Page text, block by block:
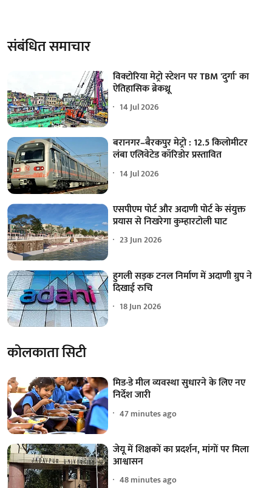
संबंधित समाचार
विक्टोरिया मेट्रो स्टेशन पर TBM 'दुर्गा' का
ऐतिहासिक ब्रेकथ्रू
14 Jul 2026
बरानगर–बैरकपुर मेट्रो : 12.5 किलोमीटर
लंबा एलिवेटेड कॉरिडोर प्रस्तावित
14 Jul 2026
एसपीएम पोर्ट और अदाणी पोर्ट के संयुक्त
प्रयास से निखरेगा कुम्हारटोली घाट
23 Jun 2026
हुगली सड़क टनल निर्माण में अदाणी ग्रुप ने
दिखाई रुचि
18 Jun 2026
कोलकाता सिटी
मिड-डे मील व्यवस्था सुधारने के लिए नए
निर्देश जारी
47 minutes ago
जेयू में शिक्षकों का प्रदर्शन, मांगों पर मिला
आश्वासन
48 minutes ago